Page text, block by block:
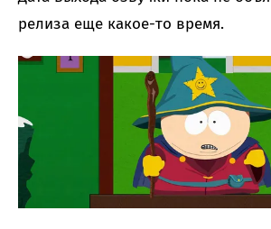
релиза еще какое-то время.